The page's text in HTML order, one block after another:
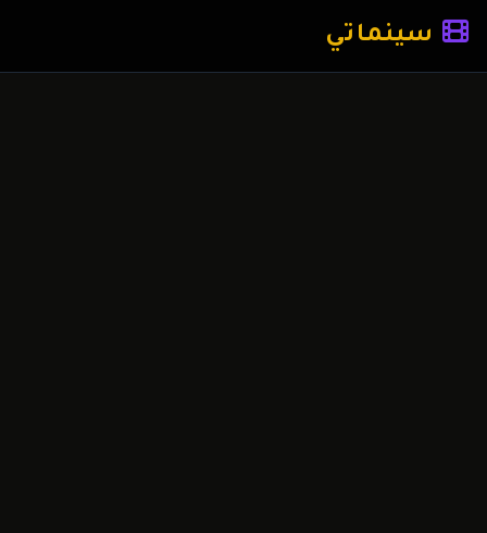
سينماتي